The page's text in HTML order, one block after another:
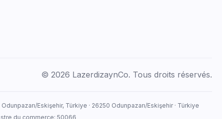
© 2026 LazerdizaynCo. Tous droits réservés.
Eskişehir, Türkiye · 26250 Odunpazarı/Eskişehir · Türkiye
du commerce: 50066